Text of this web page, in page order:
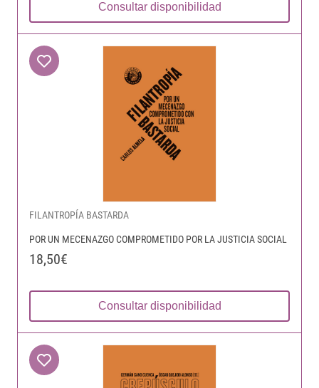
Consultar disponibilidad
FILANTROPÍA BASTARDA
POR UN MECENAZGO COMPROMETIDO POR LA JUSTICIA SOCIAL
18,50€
Consultar disponibilidad